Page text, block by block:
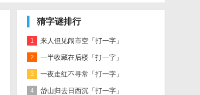
猜字谜排行
1 来人但见闹市空「打一字」
2 一半收藏在后楼「打一字」
3 一夜走红不寻常「打一字」
4 岱山归去日西沉「打一字」